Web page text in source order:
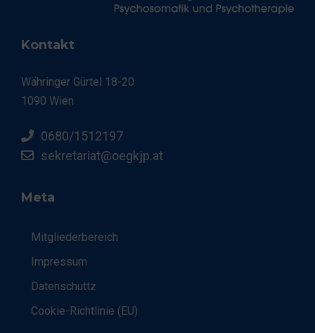
Kontakt
Währinger Gürtel 18-20
1090 Wien
0680/1512197
sekretariat@oegkjp.at
Meta
Mitgliederbereich
Impressum
Datenschuttz
Cookie-Richtlinie (EU)